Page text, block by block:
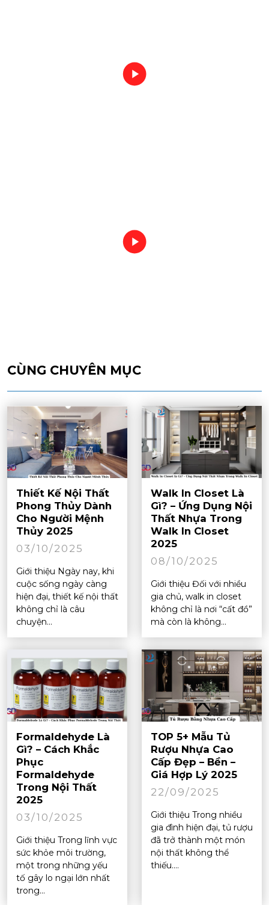
CÙNG CHUYÊN MỤC
Thiết Kế Nội Thất
Phong Thủy Dành
Cho Người Mệnh
Thủy 2025
03/10/2025
Giới thiệu Ngày nay, khi
cuộc sống ngày càng
hiện đại, thiết kế nội thất
không chỉ là câu
chuyện...
Walk In Closet Là
Gì? – Ứng Dụng Nội
Thất Nhựa Trong
Walk In Closet
2025
08/10/2025
Giới thiệu Đối với nhiều
gia chủ, walk in closet
không chỉ là nơi “cất đồ”
mà còn là không...
Formaldehyde Là
Gì? – Cách Khắc
Phục
Formaldehyde
Trong Nội Thất
2025
03/10/2025
Giới thiệu Trong lĩnh vực
sức khỏe môi trường,
một trong những yếu
tố gây lo ngại lớn nhất
trong...
TOP 5+ Mẫu Tủ
Rượu Nhựa Cao
Cấp Đẹp – Bền –
Giá Hợp Lý 2025
22/09/2025
Giới thiệu Trong nhiều
gia đình hiện đại, tủ rượu
đã trở thành một món
nội thất không thể
thiếu....